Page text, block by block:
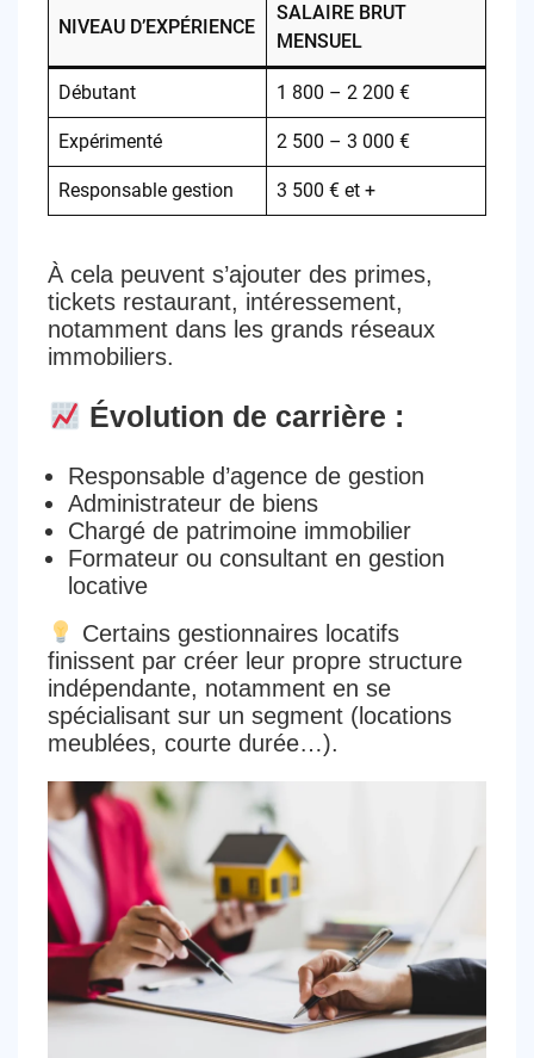
NIVEAU D’EXPÉRIENCE
SALAIRE BRUT
MENSUEL
Débutant 1 800 – 2 200 €
Expérimenté 2 500 – 3 000 €
Responsable gestion 3 500 € et +
À cela peuvent s’ajouter des primes,
tickets restaurant, intéressement,
notamment dans les grands réseaux
immobiliers.
Évolution de carrière :
Responsable d’agence de gestion
Administrateur de biens
Chargé de patrimoine immobilier
Formateur ou consultant en gestion
locative
Certains gestionnaires locatifs
finissent par créer leur propre structure
indépendante, notamment en se
spécialisant sur un segment (locations
meublées, courte durée…).